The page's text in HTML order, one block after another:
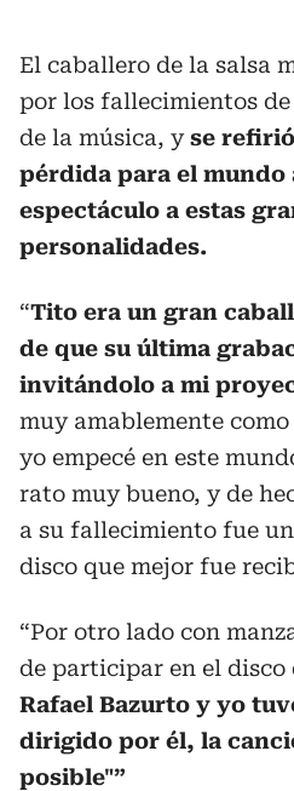
El caballero de la salsa
por los fallecimientos de
de la música, yse
pérdida para el
espectáculo a estas
personalidades.
“Tito era un gran
de que su última
invitándolo a mi
muy amablemente
yo empecé en este
rato muy bueno, y de
a su fallecimiento fue
disco que mejor fue
“Por otro lado con
de participar en el disco
Rafael Bazurto y yo
dirigido por él, la
posible"”